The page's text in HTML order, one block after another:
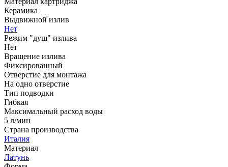
Керамика
Выдвижной излив
Нет
Режим "душ" излива
Нет
Вращение излива
Фиксированный
Отверстие для монтажа
На одно отверстие
Тип подводки
Гибкая
Максимальный расход воды
5 л/мин
Страна производства
Италия
Материал
Латунь